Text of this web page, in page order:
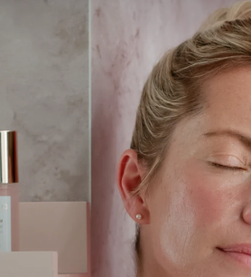
As
FAQ™ Pure Beauty-Tech Elixir
BREAKING NEWS
issa™ Teeth Whitening Set
Deutsch
Italiano
Svenska
简体中文